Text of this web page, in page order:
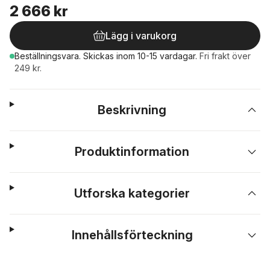
2 666 kr
Lägg i varukorg
Beställningsvara. Skickas inom 10-15 vardagar. Fri frakt över
249 kr.
Beskrivning
Produktinformation
Utforska kategorier
Innehållsförteckning